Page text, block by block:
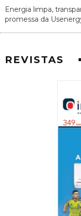
Energia limpa,
promessa da
REVISTAS